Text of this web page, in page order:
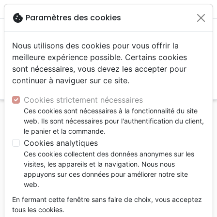
menu
Accueil Livres Etude de la Bible
Commentaires
FONDEMENTS DE LA FOI (LES) - VOL. 5 - LA
SAINTE CENE
FONDEMENTS DE LA FOI (LES) - VOL. 5
- LA SAINTE CENE
FLORIN J.-C.
RéférenceVEV4052 EAN9782363340528
Editeur Viens et Vois
cookie Paramètres des cookies
Nous utilisons des cookies pour vous offrir la
meilleure expérience possible. Certains cookies
sont nécessaires, vous devez les accepter pour
continuer à naviguer sur ce site.
Cookies strictement nécessaires
Ces cookies sont nécessaires à la fonctionnalité du site
web. Ils sont nécessaires pour l'authentification du client,
le panier et la commande.
Cookies analytiques
Ces cookies collectent des données anonymes sur les
visites, les appareils et la navigation. Nous nous
appuyons sur ces données pour améliorer notre site
web.
En fermant cette fenêtre sans faire de choix, vous acceptez
tous les cookies.